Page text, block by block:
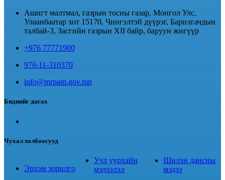
Ашигт малтмал, газрын тосны газар, Монгол Улс,
Улаанбаатар хот 15170, Чингэлтэй дүүрэг, Барилгачдын
талбай-3, Засгийн газрын XII байр, баруун жигүүр
+976 77771900
976-11-310370
info@mrpam.gov.mn
Биднийг дагах
Чухал холбоосууд
Эрхэм зорилго
Уул уурхайн
мэдээлэл
Шилэн дансны
мэдээ